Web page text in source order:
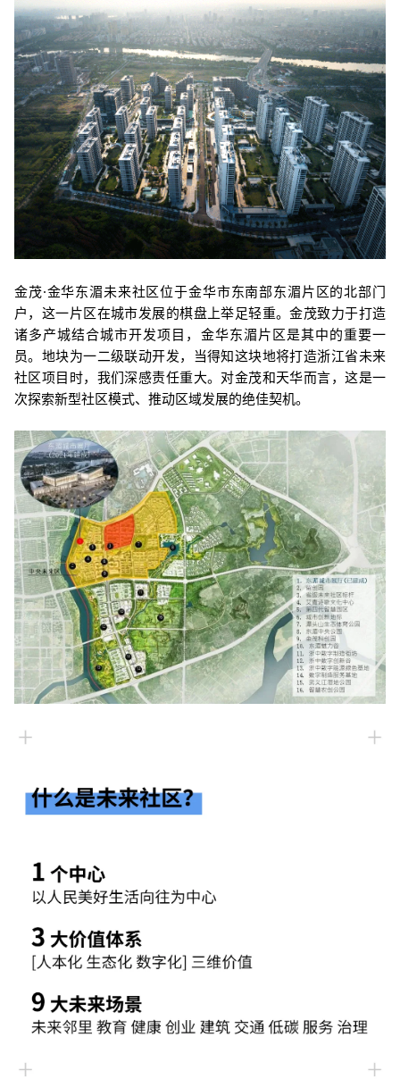
金茂·金华东湄未来社区位于金华市东南部东湄片区的北部门
户，这一片区在城市发展的棋盘上举足轻重。金茂致力于打造
诸多产城结合城市开发项目，金华东湄片区是其中的重要一
员。地块为一二级联动开发，当得知这块地将打造浙江省未来
社区项目时，我们深感责任重大。对金茂和天华而言，这是一
次探索新型社区模式、推动区域发展的绝佳契机。